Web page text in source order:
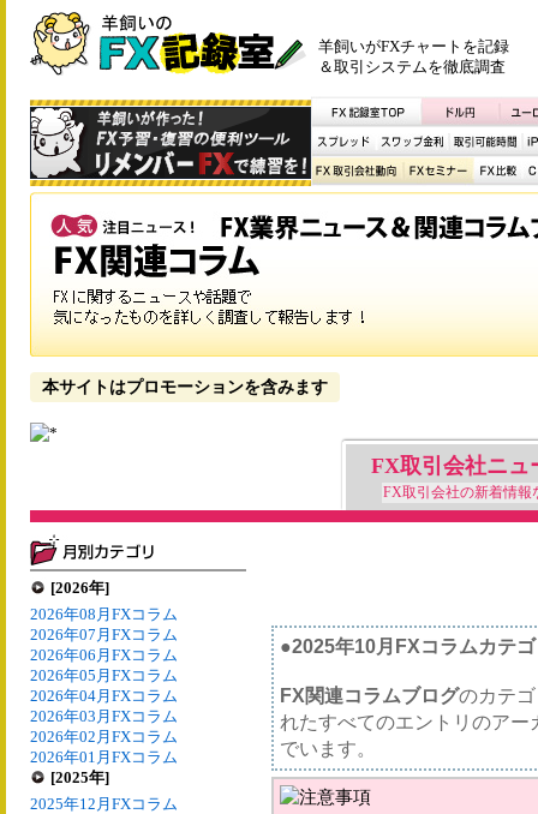
羊飼いがFXチャートを記録
＆取引システムを徹底調査
本サイトはプロモーションを含みます
FX取引会社ニュ
FX取引会社の新着情報
[2026年]
2026年08月FXコラム
2026年07月FXコラム
2026年06月FXコラム
2026年05月FXコラム
2026年04月FXコラム
2026年03月FXコラム
2026年02月FXコラム
2026年01月FXコラム
[2025年]
2025年12月FXコラム
●2025年10月FXコラムカテ
FX関連コラムブログのカテ
れたすべてのエントリのア
でいます。